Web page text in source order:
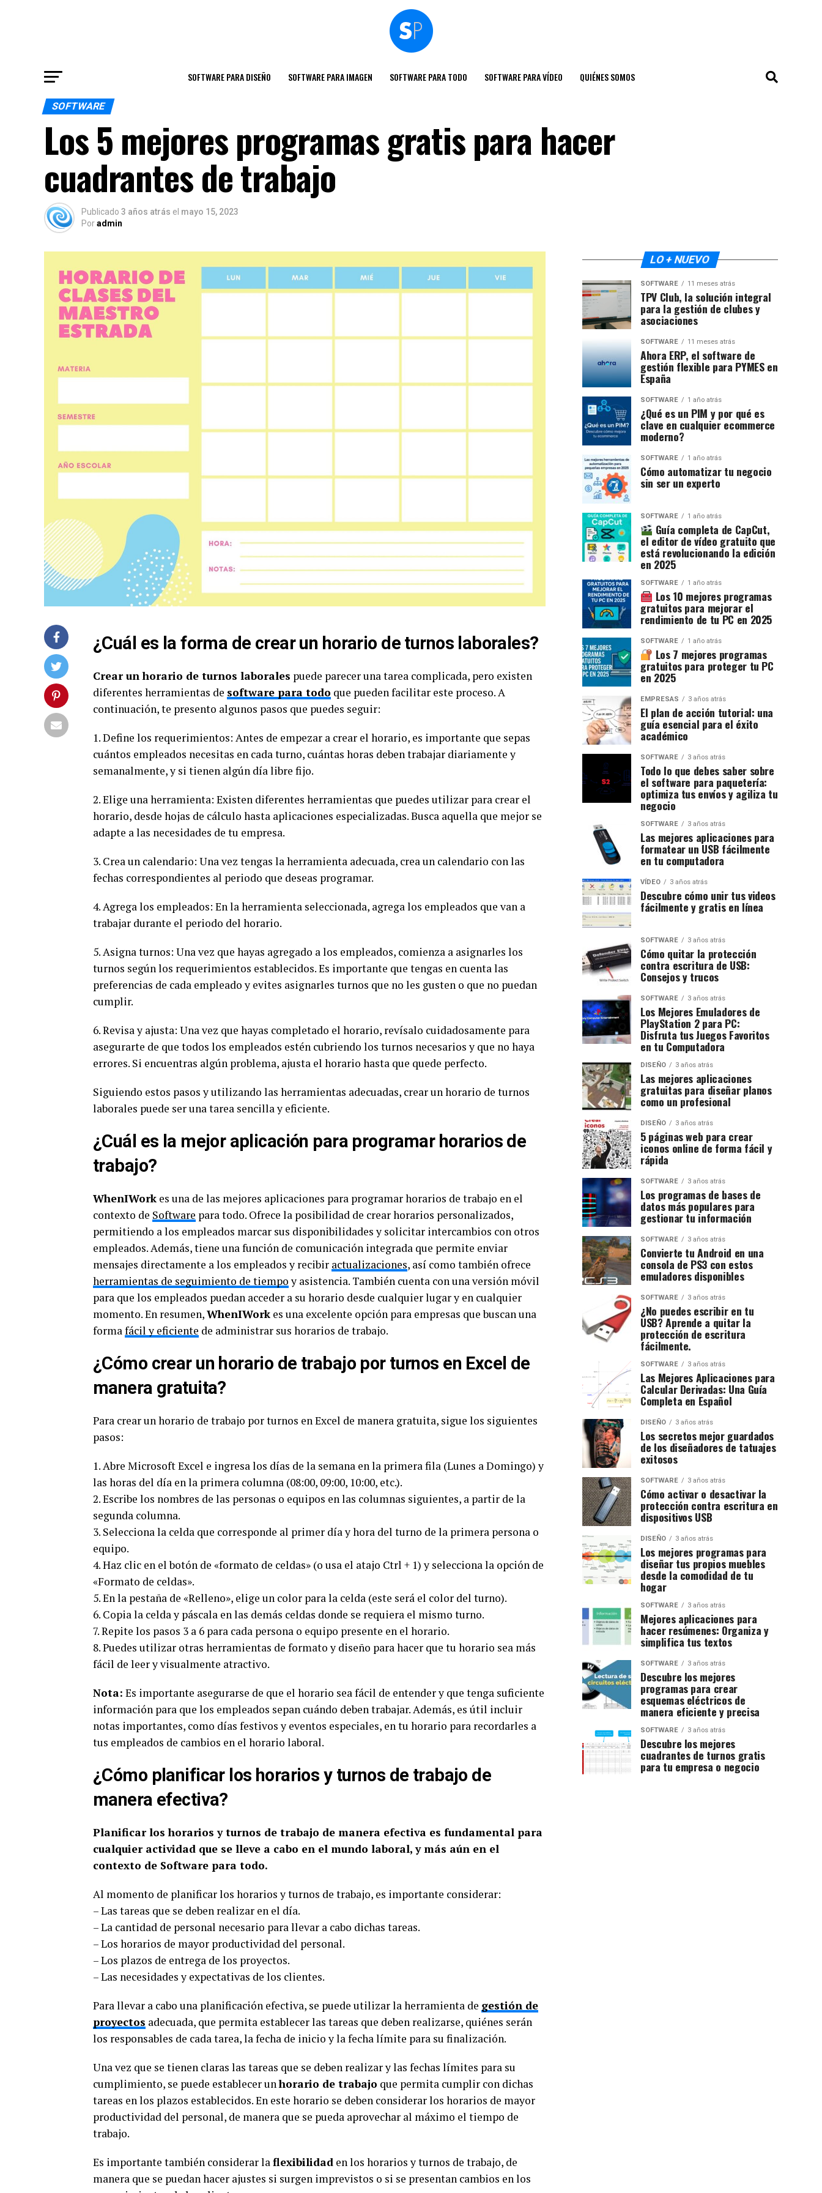
SOFTWARE PARA DISEÑO SOFTWARE PARA IMAGEN SOFTWARE PARA TODO SOFTWARE PARA VÍDEO QUIÉNES SOMOS
SOFTWARE
Los 5 mejores programas gratis para hacer
cuadrantes de trabajo
Publicado 3 años atrás el mayo 15, 2023
Poradmin
¿Cuál es la forma de crear un horario de turnos laborales?
Crear un horario de turnos laborales puede parecer una tarea complicada, pero existen
diferentes herramientas de software para todo que pueden facilitar este proceso. A
continuación, te presento algunos pasos que puedes seguir:
1. Define los requerimientos: Antes de empezar a crear el horario, es importante que sepas
cuántos empleados necesitas en cada turno, cuántas horas deben trabajar diariamente y
semanalmente, y si tienen algún día libre fijo.
2. Elige una herramienta: Existen diferentes herramientas que puedes utilizar para crear el
horario, desde hojas de cálculo hasta aplicaciones especializadas. Busca aquella que mejor se
adapte a las necesidades de tu empresa.
3. Crea un calendario: Una vez tengas la herramienta adecuada, crea un calendario con las
fechas correspondientes al periodo que deseas programar.
4. Agrega los empleados: En la herramienta seleccionada, agrega los empleados que van a
trabajar durante el periodo del horario.
5. Asigna turnos: Una vez que hayas agregado a los empleados, comienza a asignarles los
turnos según los requerimientos establecidos. Es importante que tengas en cuenta las
preferencias de cada empleado y evites asignarles turnos que no les gusten o que no puedan
cumplir.
6. Revisa y ajusta: Una vez que hayas completado el horario, revísalo cuidadosamente para
asegurarte de que todos los empleados estén cubriendo los turnos necesarios y que no haya
errores. Si encuentras algún problema, ajusta el horario hasta que quede perfecto.
Siguiendo estos pasos y utilizando las herramientas adecuadas, crear un horario de turnos
laborales puede ser una tarea sencilla y eficiente.
¿Cuál es la mejor aplicación para programar horarios de
trabajo?
WhenIWork es una de las mejores aplicaciones para programar horarios de trabajo en el
contexto de Software para todo. Ofrece la posibilidad de crear horarios personalizados,
permitiendo a los empleados marcar sus disponibilidades y solicitar intercambios con otros
empleados. Además, tiene una función de comunicación integrada que permite enviar
mensajes directamente a los empleados y recibir actualizaciones, así como también ofrece
herramientas de seguimiento de tiempoy asistencia. También cuenta con una versión móvil
para que los empleados puedan acceder a su horario desde cualquier lugar y en cualquier
momento. En resumen,WhenIWork es una excelente opción para empresas que buscan una
formafácil y eficiente de administrar sus horarios de trabajo.
¿Cómo crear un horario de trabajo por turnos en Excel de
manera gratuita?
Para crear un horario de trabajo por turnos en Excel de manera gratuita, sigue los siguientes
pasos:
1. Abre Microsoft Excel e ingresa los días de la semana en la primera fila (Lunes a Domingo) y
las horas del día en la primera columna (08:00, 09:00, 10:00, etc.).
2. Escribe los nombres de las personas o equipos en las columnas siguientes, a partir de la
segunda columna.
3. Selecciona la celda que corresponde al primer día y hora del turno de la primera persona o
equipo.
4. Haz clic en el botón de «formato de celdas» (o usa el atajo Ctrl + 1) y selecciona la opción de
«Formato de celdas».
5. En la pestaña de «Relleno», elige un color para la celda (este será el color del turno).
6. Copia la celda y páscala en las demás celdas donde se requiera el mismo turno.
7. Repite los pasos 3 a 6 para cada persona o equipo presente en el horario.
8. Puedes utilizar otras herramientas de formato y diseño para hacer que tu horario sea más
fácil de leer y visualmente atractivo.
Nota: Es importante asegurarse de que el horario sea fácil de entender y que tenga suficiente
información para que los empleados sepan cuándo deben trabajar. Además, es útil incluir
notas importantes, como días festivos y eventos especiales, en tu horario para recordarles a
tus empleados de cambios en el horario laboral.
¿Cómo planificar los horarios y turnos de trabajo de
manera efectiva?
Planificar los horarios y turnos de trabajo de manera efectiva es fundamental para
cualquier actividad que se lleve a cabo en el mundo laboral, y más aún en el
contexto de Software para todo.
Al momento de planificar los horarios y turnos de trabajo, es importante considerar:
– Las tareas que se deben realizar en el día.
– La cantidad de personal necesario para llevar a cabo dichas tareas.
– Los horarios de mayor productividad del personal.
– Los plazos de entrega de los proyectos.
– Las necesidades y expectativas de los clientes.
Para llevar a cabo una planificación efectiva, se puede utilizar la herramienta de gestión de
proyectos adecuada, que permita establecer las tareas que deben realizarse, quiénes serán
los responsables de cada tarea, la fecha de inicio y la fecha límite para su finalización.
Una vez que se tienen claras las tareas que se deben realizar y las fechas límites para su
cumplimiento, se puede establecer unhorario de trabajo que permita cumplir con dichas
tareas en los plazos establecidos. En este horario se deben considerar los horarios de mayor
productividad del personal, de manera que se pueda aprovechar al máximo el tiempo de
trabajo.
Es importante también considerar laflexibilidad en los horarios y turnos de trabajo, de
manera que se puedan hacer ajustes si surgen imprevistos o si se presentan cambios en los
LO + NUEVO
SOFTWARE 11 meses atrás
TPV Club, la solución integral
para la gestión de clubes y
asociaciones
SOFTWARE 11 meses atrás
Ahora ERP, el software de
gestión flexible para PYMES en
España
SOFTWARE 1 año atrás
¿Qué es un PIM y por qué es
clave en cualquier ecommerce
moderno?
SOFTWARE 1 año atrás
Cómo automatizar tu negocio
sin ser un experto
SOFTWARE 1 año atrás
Guía completa de CapCut,
el editor de vídeo gratuito que
está revolucionando la edición
en 2025
SOFTWARE 1 año atrás
Los 10 mejores programas
gratuitos para mejorar el
rendimiento de tu PC en 2025
SOFTWARE 1 año atrás
Los 7 mejores programas
gratuitos para proteger tu PC
en 2025
EMPRESAS 3 años atrás
El plan de acción tutorial: una
guía esencial para el éxito
académico
SOFTWARE 3 años atrás
Todo lo que debes saber sobre
el software para paquetería:
optimiza tus envíos y agiliza tu
negocio
SOFTWARE 3 años atrás
Las mejores aplicaciones para
formatear un USB fácilmente
en tu computadora
VÍDEO 3 años atrás
Descubre cómo unir tus videos
fácilmente y gratis en línea
SOFTWARE 3 años atrás
Cómo quitar la protección
contra escritura de USB:
Consejos y trucos
SOFTWARE 3 años atrás
Los Mejores Emuladores de
PlayStation 2 para PC:
Disfruta tus Juegos Favoritos
en tu Computadora
DISEÑO 3 años atrás
Las mejores aplicaciones
gratuitas para diseñar planos
como un profesional
DISEÑO 3 años atrás
5 páginas web para crear
iconos online de forma fácil y
rápida
SOFTWARE 3 años atrás
Los programas de bases de
datos más populares para
gestionar tu información
SOFTWARE 3 años atrás
Convierte tu Android en una
consola de PS3 con estos
emuladores disponibles
SOFTWARE 3 años atrás
¿No puedes escribir en tu
USB? Aprende a quitar la
protección de escritura
fácilmente.
SOFTWARE 3 años atrás
Las Mejores Aplicaciones para
Calcular Derivadas: Una Guía
Completa en Español
DISEÑO 3 años atrás
Los secretos mejor guardados
de los diseñadores de tatuajes
exitosos
SOFTWARE 3 años atrás
Cómo activar o desactivar la
protección contra escritura en
dispositivos USB
DISEÑO 3 años atrás
Los mejores programas para
diseñar tus propios muebles
desde la comodidad de tu
hogar
SOFTWARE 3 años atrás
Mejores aplicaciones para
hacer resúmenes: Organiza y
simplifica tus textos
SOFTWARE 3 años atrás
Descubre los mejores
programas para crear
esquemas eléctricos de
manera eficiente y precisa
SOFTWARE 3 años atrás
Descubre los mejores
cuadrantes de turnos gratis
para tu empresa o negocio